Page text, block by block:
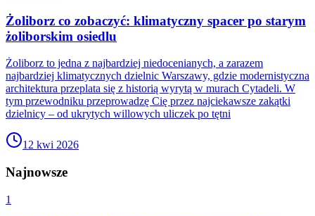
Żoliborz co zobaczyć: klimatyczny spacer po starym
żoliborskim osiedlu
Żoliborz to jedna z najbardziej niedocenianych, a zarazem
najbardziej klimatycznych dzielnic Warszawy, gdzie modernistyczna
architektura przeplata się z historią wyrytą w murach Cytadeli. W
tym przewodniku przeprowadzę Cię przez najciekawsze zakątki
dzielnicy – od ukrytych willowych uliczek po tętni
12 kwi 2026
Najnowsze
1